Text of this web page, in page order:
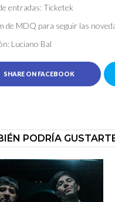
entradas: Ticketek
de MDQ para seguir las
Luciano Bal
SHARE ON FACEBOOK
PODRÍA